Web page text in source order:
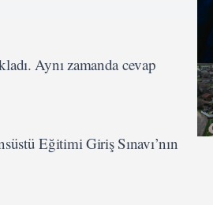
Aynı zamanda cevap
Eğitimi Giriş Sınavı’nın